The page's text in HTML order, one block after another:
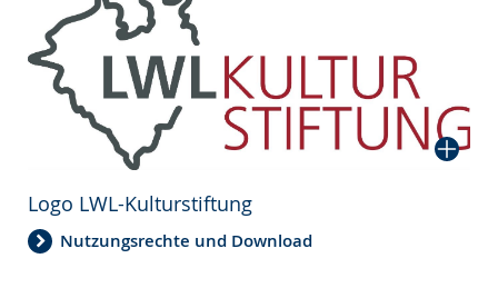
Logo LWL-Kulturstiftung
Nutzungsrechte und Download